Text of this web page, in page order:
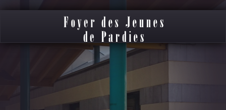
précédente
précédent
suivante
suivant